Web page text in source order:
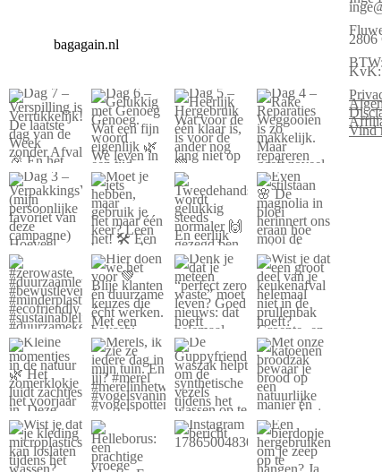
bagagain.nl
2806
KvK:
Vind